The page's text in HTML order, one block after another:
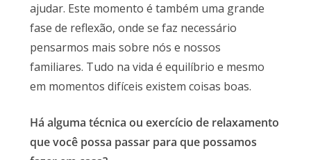
ajudar. Este momento é também uma grande
fase de reflexão, onde se faz necessário
pensarmos mais sobre nós e nossos
familiares. Tudo na vida é equilíbrio e mesmo
em momentos difíceis existem coisas boas.
Há alguma técnica ou exercício de relaxamento
que você possa passar para que possamos